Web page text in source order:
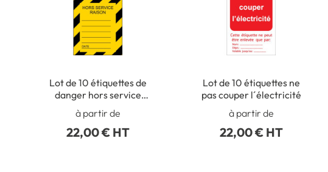
Lot de 10 étiquettes de
danger hors service
à partir de
22,00 € HT
Lot de 10 étiquettes ne
pas couper l´électricité
à partir de
22,00 € HT